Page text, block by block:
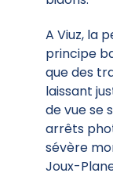
A Viuz, la
principe
que des
laissant
de vue se
arrêts
sévère
Joux-